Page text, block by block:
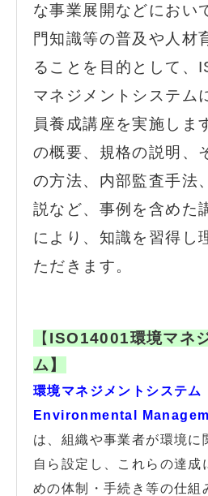
な事業展開などにおい
門知識等の普及や人材
ることを目的として、
マネジメントシステム
員養成講座を実施しま
の概要、規格の説明、
の方法、内部監査手法
説など、事例を含めた
により、知識を習得し
ただきます。
【 ISO14001環境マネ
ム】
環境マネジメントシステム
Environmental
は、組織や事業者が環境に
自ら設定し、これらの達成
めの体制・手続き等の仕組